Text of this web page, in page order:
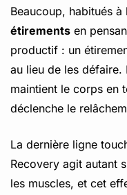
Beaucoup, habitués à
étirements en
productif : un
au lieu de les défaire.
maintient le corps en
déclenche le
La dernière ligne
Recovery agit autant
les muscles, et cet